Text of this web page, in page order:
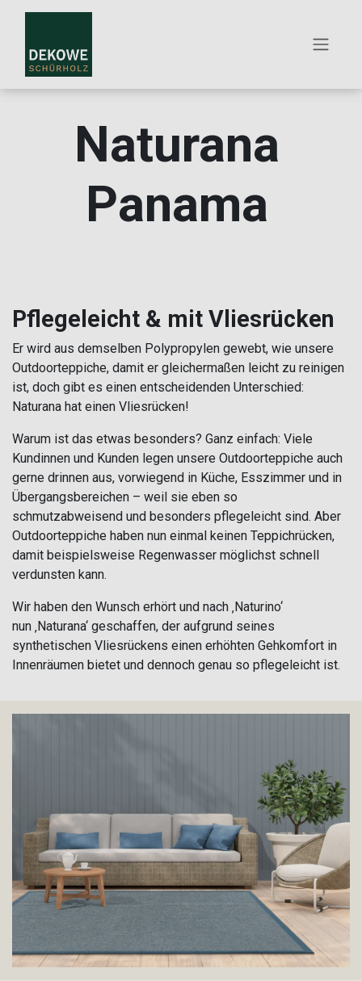
ZUM INHALT SPRINGEN
Naturana
Panama
Pflegeleicht & mit Vliesrücken
Er wird aus demselben Polypropylen gewebt, wie unsere
Outdoorteppiche, damit er gleichermaßen leicht zu reinigen
ist, doch gibt es einen entscheidenden Unterschied:
Naturana hat einen Vliesrücken!
Warum ist das etwas besonders? Ganz einfach: Viele
Kundinnen und Kunden legen unsere Outdoorteppiche auch
gerne drinnen aus, vorwiegend in Küche, Esszimmer und in
Übergangsbereichen – weil sie eben so
schmutzabweisend und besonders pflegeleicht sind. Aber
Outdoorteppiche haben nun einmal keinen Teppichrücken,
damit beispielsweise Regenwasser möglichst schnell
verdunsten kann.
Wir haben den Wunsch erhört und nach ‚Naturino‘
nun ‚Naturana‘ geschaffen, der aufgrund seines
synthetischen Vliesrückens einen erhöhten Gehkomfort in
Innenräumen bietet und dennoch genau so pflegeleicht ist.